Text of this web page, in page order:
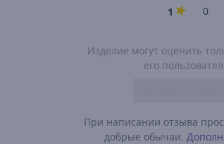
1
0
Изделие могут оценить
его
При написании отзыва
добрые обычаи.